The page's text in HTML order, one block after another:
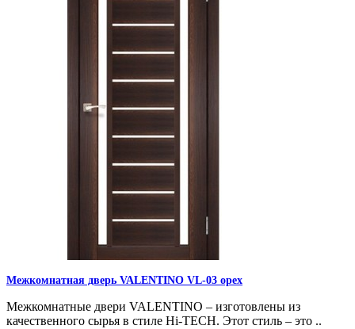
Межкомнатная дверь VALENTINO VL-03 орех
Межкомнатные двери VALENTINO – изготовлены из
качественного сырья в стиле Hi-TECH. Этот стиль – это ..